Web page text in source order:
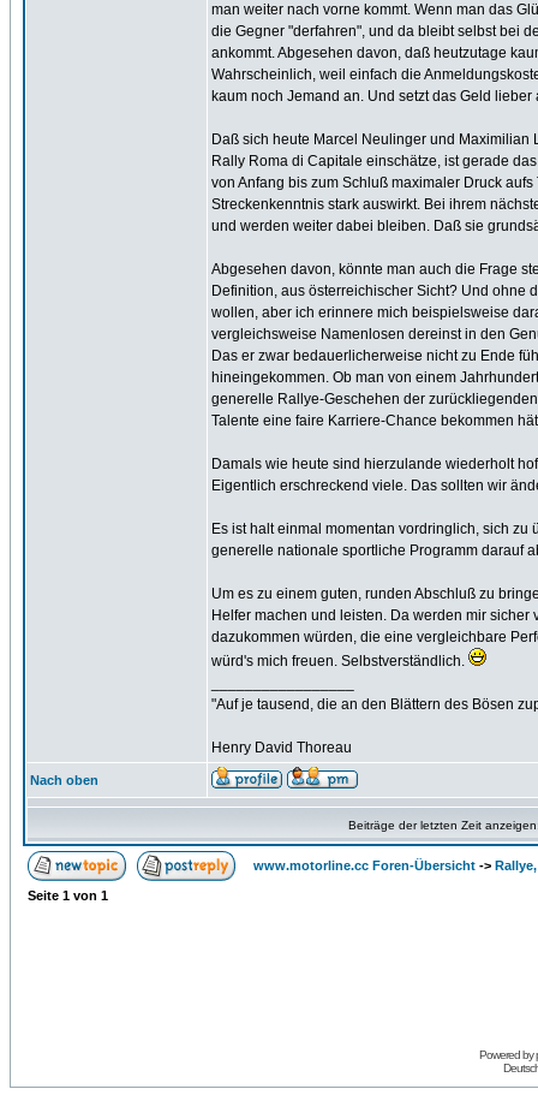
man weiter nach vorne kommt. Wenn man das
die Gegner "derfahren", und da bleibt selbst bei
ankommt. Abgesehen davon, daß heutzutage
Wahrscheinlich, weil einfach die
kaum noch Jemand an. Und setzt das Geld lieber
Daß sich heute Marcel Neulinger und
Rally Roma di Capitale einschätze, ist gerade
von Anfang bis zum Schluß maximaler Druck
Streckenkenntnis stark auswirkt. Bei ihrem
und werden weiter dabei bleiben. Daß sie
Abgesehen davon, könnte man auch die Frage
Definition, aus österreichischer Sicht? Und ohne
wollen, aber ich erinnere mich beispielsweise
vergleichsweise Namenlosen dereinst in den
Das er zwar bedauerlicherweise nicht zu Ende
hineingekommen. Ob man von einem
generelle Rallye-Geschehen der
Talente eine faire Karriere-Chance bekommen
Damals wie heute sind hierzulande wiederholt
Eigentlich erschreckend viele. Das sollten wir
Es ist halt einmal momentan vordringlich, sich
generelle nationale sportliche Programm darauf
Um es zu einem guten, runden Abschluß zu
Helfer machen und leisten. Da werden mir
dazukommen würden, die eine vergleichbare
würd's mich freuen. Selbstverständlich.
"Auf je tausend, die an den Blättern des Bösen
Henry David Thoreau
Nach oben
Beiträge der letzten Zeit
www.motorline.cc Foren-Übersicht ->
Seite 1 von 1
Powered by